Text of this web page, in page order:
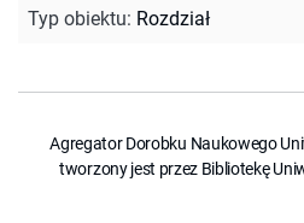
Typ obiektu: Rozdział
Agregator Dorobku Naukowego
tworzony jest przez Bibliotekę